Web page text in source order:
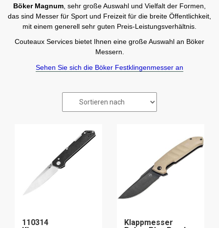
Böker Magnum , sehr große Auswahl und Vielfalt der Formen,
das sind Messer für Sport und Freizeit für die breite Öffentlichkeit,
mit einem generell sehr guten Preis-Leistungsverhältnis.
Couteaux Services bietet Ihnen eine große Auswahl an Böker
Messern.
Sehen Sie sich die Böker Festklingenmesser an
110314
Klappmesser